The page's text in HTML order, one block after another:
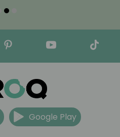
Google Play